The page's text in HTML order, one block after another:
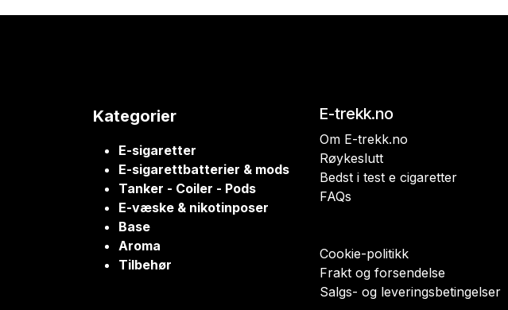
Kategorier
E-sigaretter
E-sigarettbatterier & mods
Tanker - Coiler - Pods
E-væske & nikotinposer
Base
Aroma
Tilbehør
E-trekk.no
Om E-trekk.no
Røykeslutt
Bedst i test e cigaretter
FAQs
Cookie-politikk
Frakt og forsendelse
Salgs- og leveringsbetingelser